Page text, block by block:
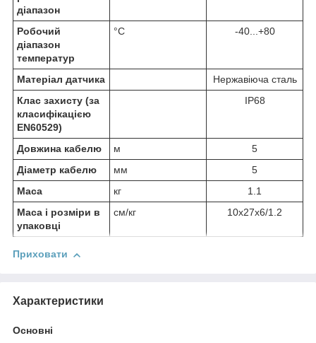
діапазон
Робочий
діапазон
температур
°C -40...+80
Матеріал датчика
Нержавіюча сталь
Клас захисту (за
класифікацією
EN60529)
IP68
Довжина кабелю м
5
Діаметр кабелю
мм
5
Маса
кг
1.1
Маса і розміри в
упаковці
см/кг 10х27х6/1.2
Приховати
Характеристики
Основні